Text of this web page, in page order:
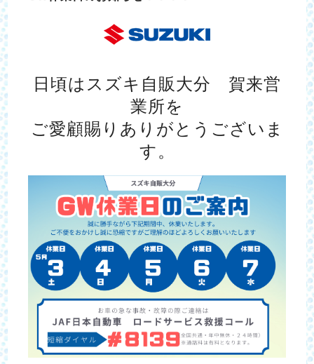
日頃はスズキ自販大分 賀来営
業所を
ご愛顧賜りありがとうございま
す。